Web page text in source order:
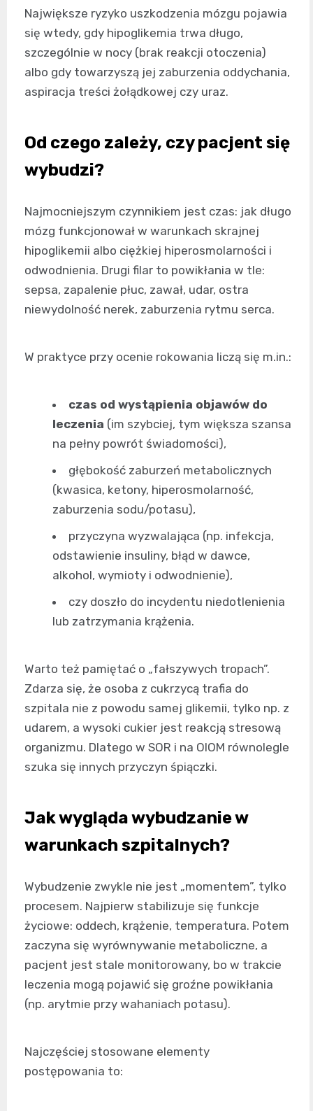
Największe ryzyko uszkodzenia mózgu pojawia
się wtedy, gdy hipoglikemia trwa długo,
szczególnie w nocy (brak reakcji otoczenia)
albo gdy towarzyszą jej zaburzenia oddychania,
aspiracja treści żołądkowej czy uraz.
Od czego zależy, czy pacjent się
wybudzi?
Najmocniejszym czynnikiem jest czas: jak długo
mózg funkcjonował w warunkach skrajnej
hipoglikemii albo ciężkiej hiperosmolarności i
odwodnienia. Drugi filar to powikłania w tle:
sepsa, zapalenie płuc, zawał, udar, ostra
niewydolność nerek, zaburzenia rytmu serca.
W praktyce przy ocenie rokowania liczą się m.in.:
czas od wystąpienia objawów do
leczenia (im szybciej, tym większa szansa
na pełny powrót świadomości),
głębokość zaburzeń metabolicznych
(kwasica, ketony, hiperosmolarność,
zaburzenia sodu/potasu),
przyczyna wyzwalająca (np. infekcja,
odstawienie insuliny, błąd w dawce,
alkohol, wymioty i odwodnienie),
czy doszło do incydentu niedotlenienia
lub zatrzymania krążenia.
Warto też pamiętać o „fałszywych tropach”.
Zdarza się, że osoba z cukrzycą trafia do
szpitala nie z powodu samej glikemii, tylko np. z
udarem, a wysoki cukier jest reakcją stresową
organizmu. Dlatego w SOR i na OIOM równolegle
szuka się innych przyczyn śpiączki.
Jak wygląda wybudzanie w
warunkach szpitalnych?
Wybudzenie zwykle nie jest „momentem”, tylko
procesem. Najpierw stabilizuje się funkcje
życiowe: oddech, krążenie, temperatura. Potem
zaczyna się wyrównywanie metaboliczne, a
pacjent jest stale monitorowany, bo w trakcie
leczenia mogą pojawić się groźne powikłania
(np. arytmie przy wahaniach potasu).
Najczęściej stosowane elementy
postępowania to: